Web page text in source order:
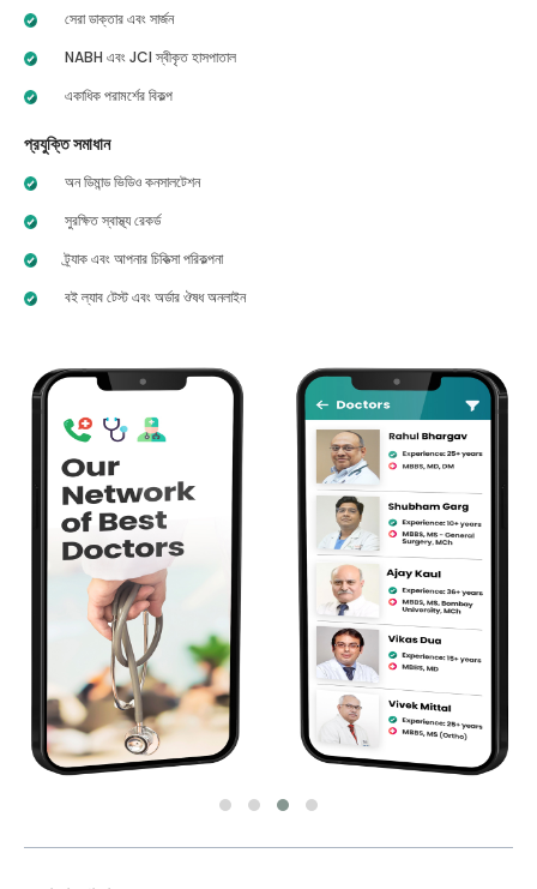
সেরা ডাক্তার এবং সার্জন
NABH এবং JCI স্বীকৃত হাসপাতাল
একাধিক পরামর্শের বিকল্প
প্রযুক্তি সমাধান
অন ডিমান্ড ভিডিও কনসালটেশন
সুরক্ষিত স্বাস্থ্য রেকর্ড
ট্র্যাক এবং আপনার চিকিত্সা পরিকল্পনা
বই ল্যাব টেস্ট এবং অর্ডার ঔষধ অনলাইন